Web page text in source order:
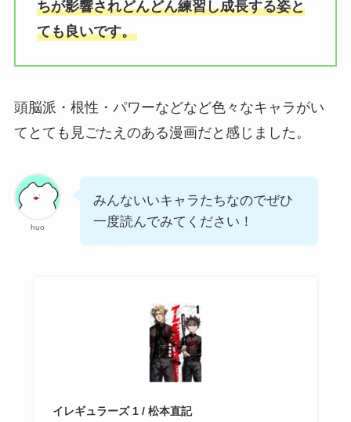
ちが影響されどんどん練習し成長する姿と
ても良いです。
頭脳派・根性・パワーなどなど色々なキャラがい
てとても見ごたえのある漫画だと感じました。
huo
みんないいキャラたちなのでぜひ
一度読んでみてください！
イレギュラーズ 1 / 松本直記